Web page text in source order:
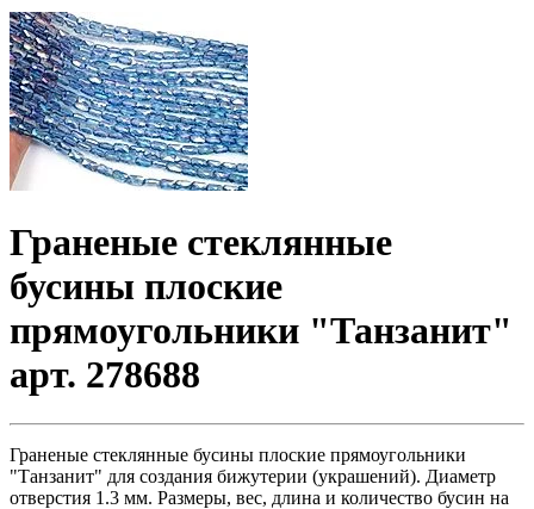
Граненые стеклянные
бусины плоские
прямоугольники "Танзанит"
арт. 278688
Граненые стеклянные бусины плоские прямоугольники
"Танзанит" для создания бижутерии (украшений). Диаметр
отверстия 1.3 мм. Размеры, вес, длина и количество бусин на